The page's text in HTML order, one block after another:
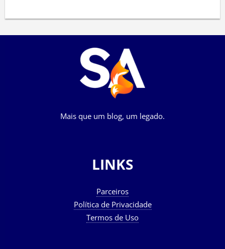
Mais que um blog, um legado.
LINKS
Parceiros
Política de Privacidade
Termos de Uso